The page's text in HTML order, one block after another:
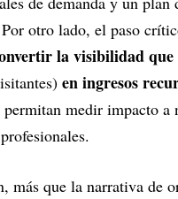
otro lado, el paso
la visibilidad que
en ingresos
permitan medir impacto a
más que la narrativa de